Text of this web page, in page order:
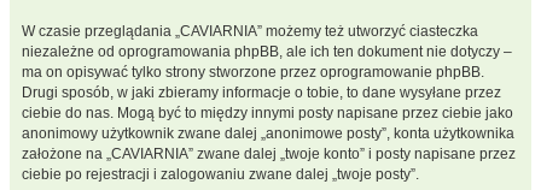
W czasie przeglądania „CAVIARNIA” możemy też utworzyć ciasteczka
niezależne od oprogramowania phpBB, ale ich ten dokument nie dotyczy –
ma on opisywać tylko strony stworzone przez oprogramowanie phpBB.
Drugi sposób, w jaki zbieramy informacje o tobie, to dane wysyłane przez
ciebie do nas. Mogą być to między innymi posty napisane przez ciebie jako
anonimowy użytkownik zwane dalej „anonimowe posty”, konta użytkownika
założone na „CAVIARNIA” zwane dalej „twoje konto” i posty napisane przez
ciebie po rejestracji i zalogowaniu zwane dalej „twoje posty”.